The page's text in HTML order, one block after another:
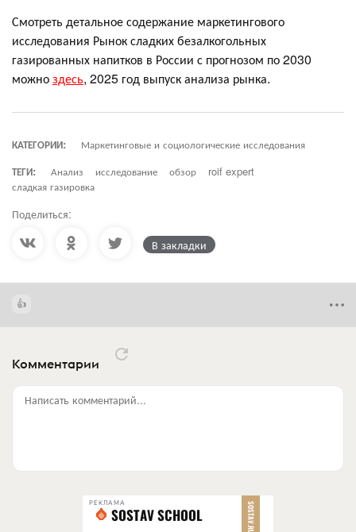
Смотреть детальное содержание маркетингового
исследования Рынок сладких безалкогольных
газированных напитков в России с прогнозом по 2030
можноздесь, 2025 год выпуск анализа рынка.
КАТЕГОРИИ:
Маркетинговые и социологические исследования
ТЕГИ:
Анализ исследование обзор
roif expert
сладкая газировка
Поделиться:
В закладки
Комментарии
Написать комментарий...
РЕКЛАМА